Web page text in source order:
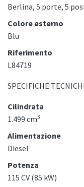
Berlina, 5 porte, 5
Colore esterno
Blu
Riferimento
L84719
SPECIFICHE
Cilindrata
1.499 cm3
Alimentazione
Diesel
Potenza
115 CV (85 kW)